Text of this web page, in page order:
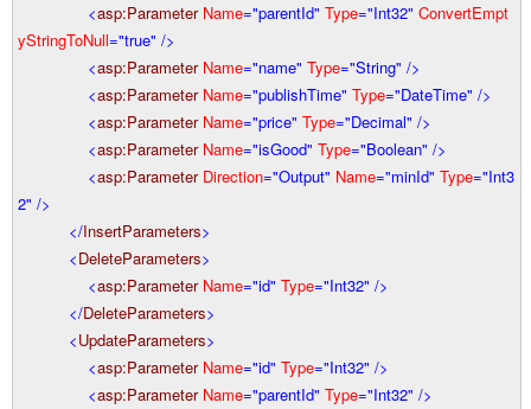
<asp:Parameter Name="parentId" Type="Int32" ConvertEmpt
yStringToNull="true" />
<asp:Parameter Name="name" Type="String" />
<asp:Parameter Name="publishTime" Type="DateTime" />
<asp:Parameter Name="price" Type="Decimal" />
<asp:Parameter Name="isGood" Type="Boolean" />
<asp:Parameter Direction="Output" Name="minId" Type="Int3
2" />
</InsertParameters>
<DeleteParameters>
<asp:Parameter Name="id" Type="Int32" />
</DeleteParameters>
<UpdateParameters>
<asp:Parameter Name="id" Type="Int32" />
<asp:Parameter Name="parentId" Type="Int32" />